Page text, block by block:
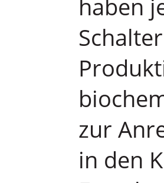
haben
zur
in den